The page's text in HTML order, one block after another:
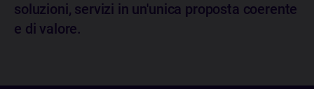
soluzioni, servizi in un'unica proposta coerente
e di valore.